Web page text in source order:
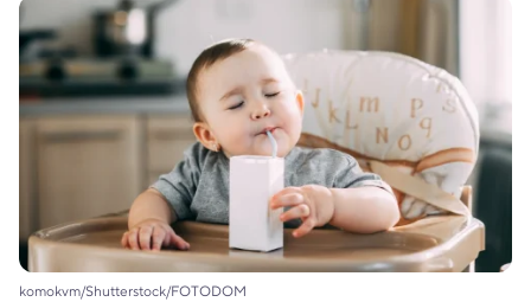
komokvm/Shutterstock/FOTODOM